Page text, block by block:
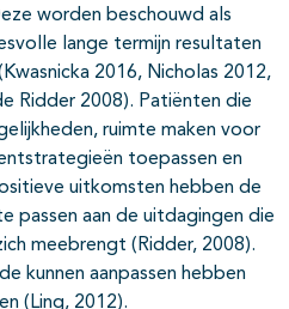
worden beschouwd als
lange termijn resultaten
2016, Nicholas 2012,
Ridder 2008). Patiënten die
ruimte maken voor
toepassen en
uitkomsten hebben de
passen aan de uitdagingen die
meebrengt (Ridder, 2008).
kunnen aanpassen hebben
(Ling, 2012).